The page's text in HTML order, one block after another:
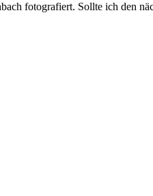
fotografiert. Sollte ich den